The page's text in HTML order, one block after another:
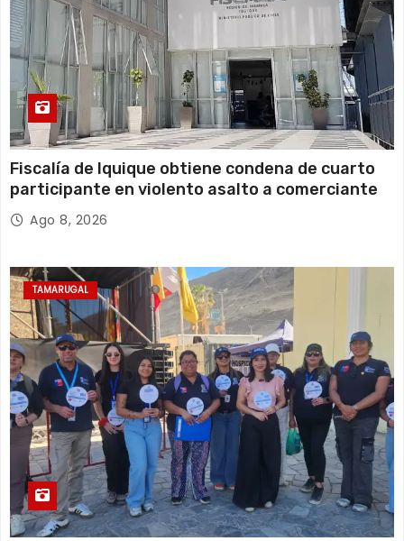
Fiscalía de Iquique obtiene condena de cuarto
participante en violento asalto a comerciante
Ago 8, 2026
TAMARUGAL